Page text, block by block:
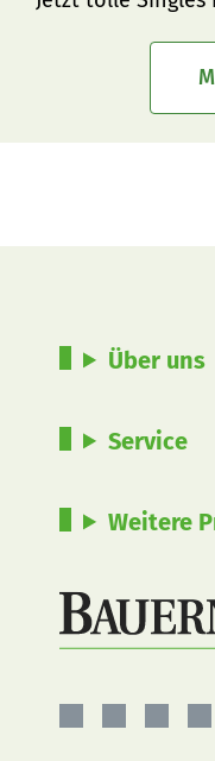
Über uns
Service
Weitere